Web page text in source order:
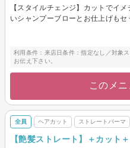
【スタイルチェンジ】カットでイ
いシャンプーブローとお仕上げもセ
利用条件：来店日条件：指定なし／対象
お伝え下さい。
このメ
全員 ヘアカット ストレートパーマ
【艶髪ストレート】＋カット